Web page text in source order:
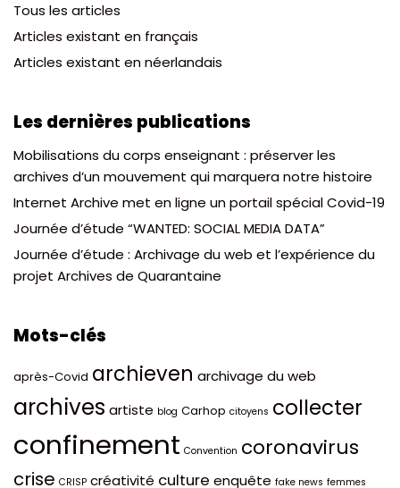
Tous les articles
Articles existant en français
Articles existant en néerlandais
Les dernières publications
Mobilisations du corps enseignant : préserver les
archives d’un mouvement qui marquera notre histoire
Internet Archive met en ligne un portail spécial Covid-19
Journée d’étude “WANTED: SOCIAL MEDIA DATA”
Journée d’étude : Archivage du web et l’expérience du
projet Archives de Quarantaine
Mots-clés
après-Covid archieven archivage du web
archives artiste blog Carhop citoyens collecter
confinement Convention coronavirus
crise CRISP créativité culture enquête fake news femmes